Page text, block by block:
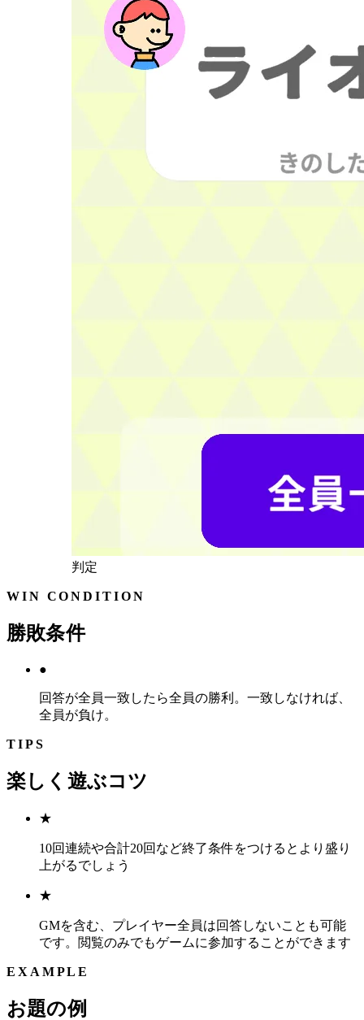
判定
WIN CONDITION
勝敗条件
●
回答が全員一致したら全員の勝利。一致しなければ、
全員が負け。
TIPS
楽しく遊ぶコツ
★
10回連続や合計20回など終了条件をつけるとより盛り
上がるでしょう
★
GMを含む、⁠プレイヤー全員は回答しないことも可能
です。閲覧のみでもゲームに参加することができます
EXAMPLE
お題の例